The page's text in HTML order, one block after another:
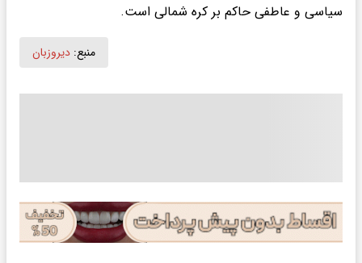
سیاسی و عاطفی حاکم بر کره شمالی است.
منبع: دیروزبان